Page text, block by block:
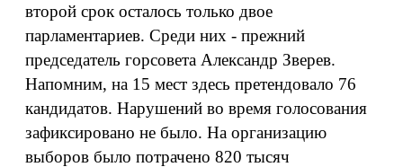
второй срок осталось только двое
парламентариев. Среди них - прежний
председатель горсовета Александр Зверев.
Напомним, на 15 мест здесь претендовало 76
кандидатов. Нарушений во время голосования
зафиксировано не было. На организацию
выборов было потрачено 820 тысяч